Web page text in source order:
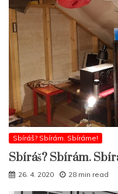
Sbíráš? Sbírám. Sbíráme!
Sbíráš? Sbírám.
26. 4. 2020 28 min read